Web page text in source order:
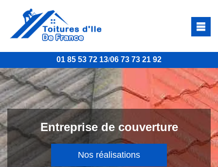
01 85 53 72 13/06 73 73 21 92
Entreprise de couverture
Nos réalisations